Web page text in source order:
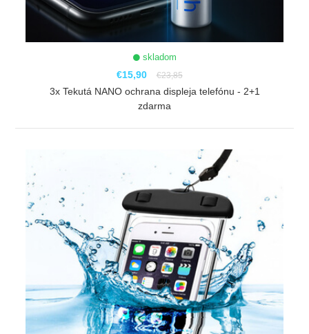
skladom
€15,90 €23,85
3x Tekutá NANO ochrana displeja telefónu - 2+1
zdarma